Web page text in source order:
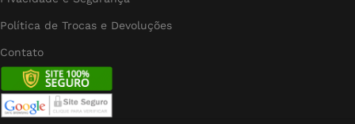
Política de Trocas e Devoluções
Contato